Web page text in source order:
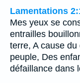
Lamentations
Mes yeux se
entrailles
terre, A cause
peuple, Des
défaillance dans